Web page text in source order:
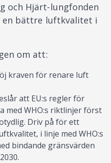
och Hjärt-lungfonden
en bättre luftkvalitet i
om att:
kraven för renare luft
att EU:s regler för
med WHO:s riktlinjer först
Driv på för ett
i linje med WHO:s
bindande gränsvärden